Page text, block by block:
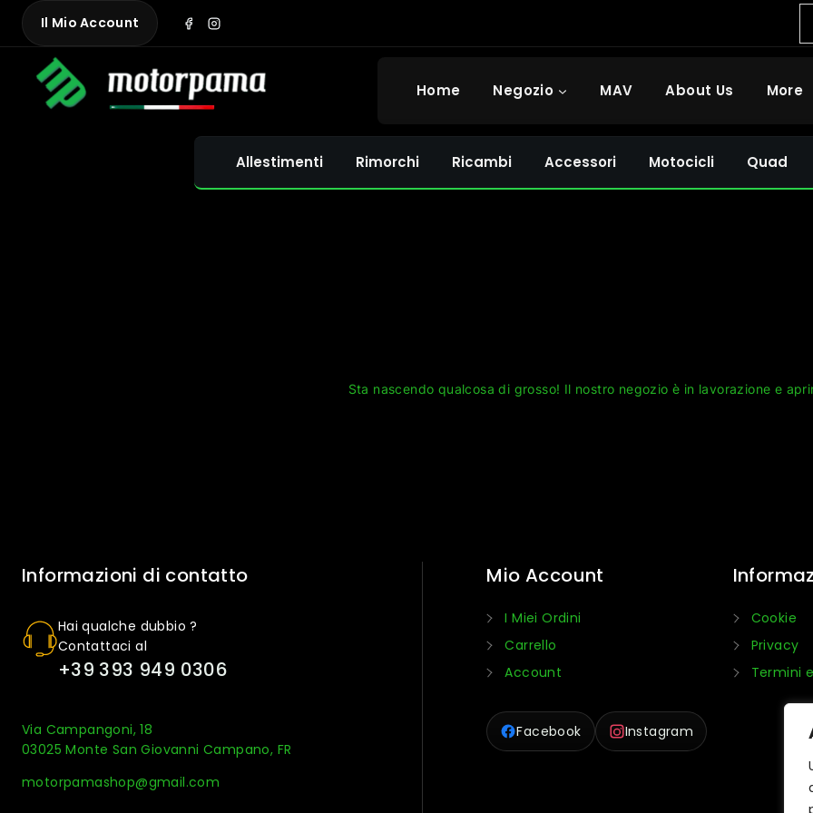
Skip
content
Il Mio Account
Home Negozio MAV About Us More
Allestimenti Rimorchi Ricambi Accessori Motocicli Quad
Sta nascendo qualcosa di grosso! Il nostro negozio è in lavorazione e
Informazioni di contatto
Hai qualche dubbio ?
Contattaci al
+39 393 949 0306
Via Campangoni, 18
03025 Monte San Giovanni Campano, FR
motorpamashop@gmail.com
Mio Account
I Miei Ordini
Carrello
Account
Facebook Instagram
Cookie
Privacy
Termini